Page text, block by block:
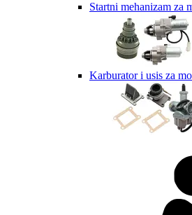
Startni mehanizam za
Karburator i usis za